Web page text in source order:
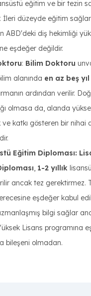
eğitim ve bir tezin
İleri düzeyde eğitim
ABD'deki diş hekimliği
eşdeğer değildir.
: Bilim Doktoru
alanında en az beş yıl
ardından verilir.
olmasa da, alanda
ve katkı gösteren bir nihai
Eğitim Diploması:
, 1-2 yıllık
ancak tez gerektirmez.
eşdeğer kabul
bilgi sağlar
Lisans programına
bileşeni olmadan.